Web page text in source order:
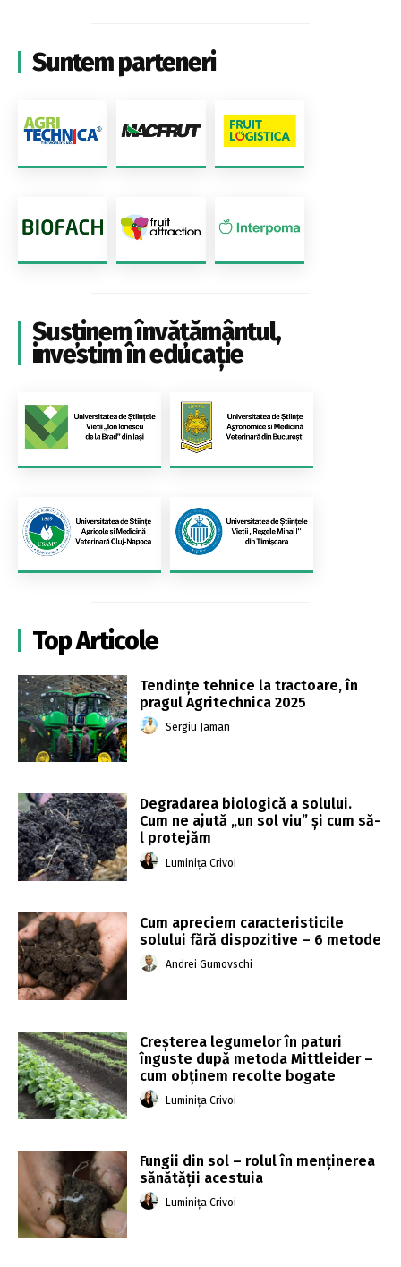
Suntem parteneri
Susținem învățământul,
investim în educație
Top Articole
Tendințe tehnice la tractoare, în
pragul Agritechnica 2025
Sergiu Jaman
Degradarea biologică a solului.
Cum ne ajută „un sol viu” și cum să-
l protejăm
Luminița Crivoi
Cum apreciem caracteristicile
solului fără dispozitive – 6 metode
Andrei Gumovschi
Creșterea legumelor în paturi
înguste după metoda Mittleider –
cum obținem recolte bogate
Luminița Crivoi
Fungii din sol – rolul în menținerea
sănătății acestuia
Luminița Crivoi